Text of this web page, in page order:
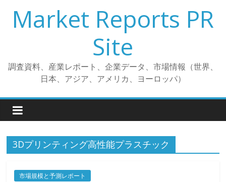
プ
Market Reports PR
Site
調査資料、産業レポート、企業データ、市場情報（世界、
日本、アジア、アメリカ、ヨーロッパ）
3Dプリンティング高性能プラスチック
市場規模と予測レポート